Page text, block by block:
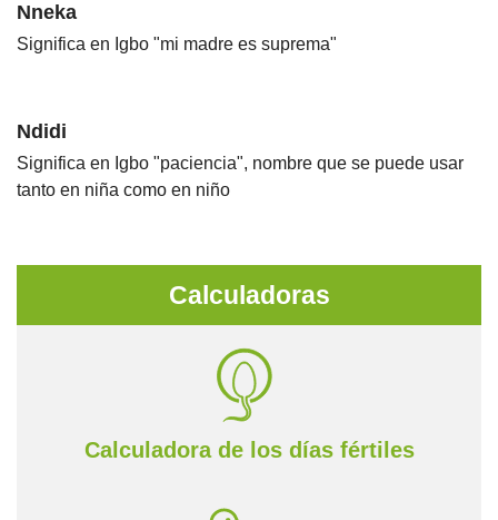
Nneka
Significa en Igbo "mi madre es suprema"
Ndidi
Significa en Igbo "paciencia", nombre que se puede usar
tanto en niña como en niño
Calculadoras
Calculadora de los días fértiles